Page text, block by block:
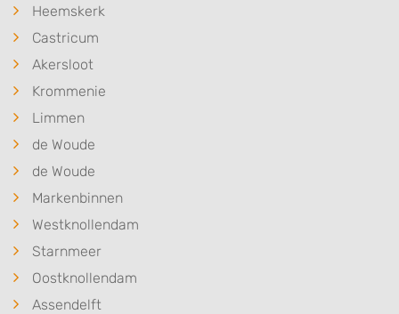
Heemskerk
Castricum
Akersloot
Krommenie
Limmen
de Woude
de Woude
Markenbinnen
Westknollendam
Starnmeer
Oostknollendam
Assendelft